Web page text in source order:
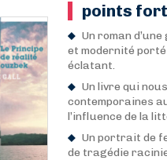
points
Un roman
et modernité
éclatant.
Un livre qui
contemporaines
l’influence de la
Un portrait de
de tragédie